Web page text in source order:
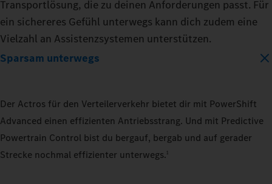
Transportlösung, die zu deinen Anforderungen passt. Für
ein sichereres Gefühl unterwegs kann dich zudem eine
Vielzahl an Assistenzsystemen unterstützen.
Sparsam unterwegs
Der Actros für den Verteilerverkehr bietet dir mit PowerShift
Advanced einen effizienten Antriebsstrang. Und mit Predictive
Powertrain Control bist du bergauf, bergab und auf gerader
Strecke nochmal effizienter unterwegs.1